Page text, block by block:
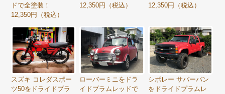
ドで全塗装！
12,350円（税込）
12,350円（税込）
12,350円（税込）
スズキ コレダスポー
ツ50をドライドプラ
ローバーミニをドラ
イドプラムレッドで
シボレー サバーバン
をドライドプラムレ